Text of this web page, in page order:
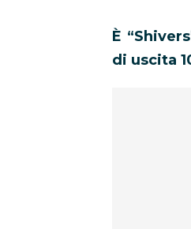
È
di uscita